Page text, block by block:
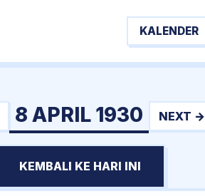
KALENDER
8 APRIL 1930 NEXT →
KEMBALI KE HARI INI